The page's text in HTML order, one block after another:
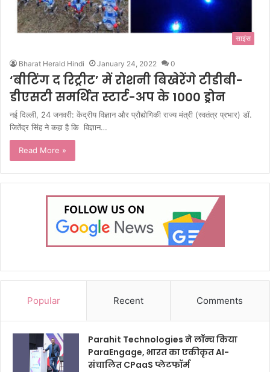
साइंस
Bharat Herald Hindi January 24, 2022 0
‘बीटिंग द रिट्रीट’ में रोशनी बिखेरेंगे टीडीबी-
डीएसटी समर्थित स्टार्ट-अप के 1000 ड्रोन
नई दिल्ली, 24 जनवरी: केंद्रीय विज्ञान और प्रौद्योगिकी राज्य मंत्री (स्वतंत्र प्रभार) डॉ.
जितेंद्र सिंह ने कहा है कि विज्ञान…
Read More »
Popular Recent Comments
Parahit Technologies ने लॉन्च किया
ParaEngage, भारत का एकीकृत AI-
संचालित CPaaS प्लेटफॉर्म